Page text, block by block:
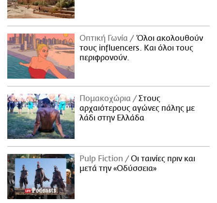
Οπτική Γωνία
Όλοι ακολουθούν
τους influencers. Και όλοι τους
περιφρονούν.
Πομακοχώρια
Στους
αρχαιότερους αγώνες πάλης με
λάδι στην Ελλάδα
Pulp Fiction
Οι ταινίες πριν και
μετά την «Οδύσσεια»